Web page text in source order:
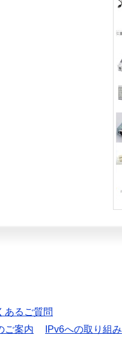
あるご質問
ご案内
IPv6への取り組み